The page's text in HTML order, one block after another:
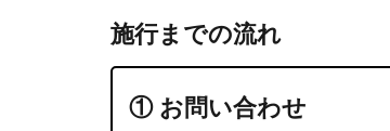
施行までの流れ
① お問い合わせ